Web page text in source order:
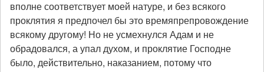
вполне соответствует моей натуре, и без всякого
проклятия я предпочел бы это времяпрепровождение
всякому другому! Но не усмехнулся Адам и не
обрадовался, а упал духом, и проклятие Господне
было, действительно, наказанием, потому что